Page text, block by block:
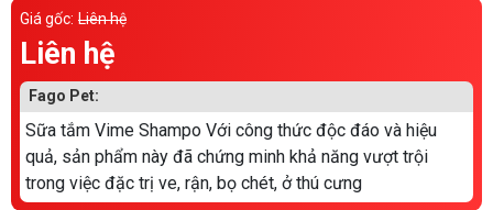
Chính sách bảo hành
LIÊN HỆ
TỔNG ĐÀI TƯ VẤN
Giá gốc: Liên hệ
Liên hệ
Fago Pet:
Sữa tắm Vime Shampo Với công thức độc đáo và hiệu
quả, sản phẩm này đã chứng minh khả năng vượt trội
trong việc đặc trị ve, rận, bọ chét, ở thú cưng